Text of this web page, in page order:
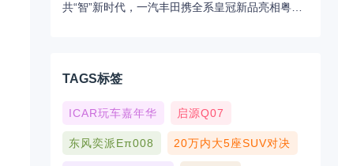
共“智”新时代，一汽丰田携全系皇冠新品亮相粤港澳大湾区车展
TAGS标签
ICAR玩车嘉年华 启源Q07
东风奕派eπ008 20万内大5座SUV对决